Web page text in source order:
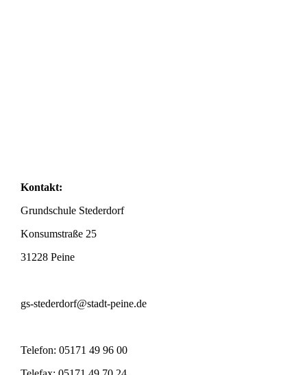
Kontakt:
Grundschule Stederdorf
Konsumstraße 25
31228 Peine
gs-stederdorf@stadt-peine.de
Telefon: 05171 49 96 00